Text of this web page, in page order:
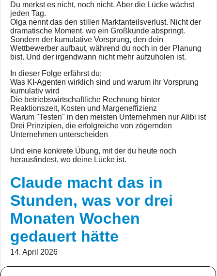
Du merkst es nicht, noch nicht. Aber die Lücke wächst
jeden Tag.
Olga nennt das den stillen Marktanteilsverlust. Nicht der
dramatische Moment, wo ein Großkunde abspringt.
Sondern der kumulative Vorsprung, den dein
Wettbewerber aufbaut, während du noch in der Planung
bist. Und der irgendwann nicht mehr aufzuholen ist.
In dieser Folge erfährst du:
Was KI-Agenten wirklich sind und warum ihr Vorsprung
kumulativ wird
Die betriebswirtschaftliche Rechnung hinter
Reaktionszeit, Kosten und Margeneffizienz
Warum "Testen" in den meisten Unternehmen nur Alibi ist
Drei Prinzipien, die erfolgreiche von zögernden
Unternehmen unterscheiden
Und eine konkrete Übung, mit der du heute noch
herausfindest, wo deine Lücke ist.
Claude macht das in
Stunden, was vor drei
Monaten Wochen
gedauert hätte
14. April 2026